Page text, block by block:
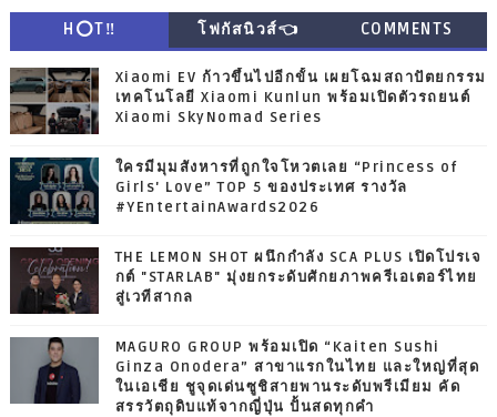
H⭕T‼ โฟกัสนิวส์👈 COMMENTS
Xiaomi EV ก้าวขึ้นไปอีกขั้น เผยโฉมสถาปัตยกรรม
เทคโนโลยี Xiaomi Kunlun พร้อมเปิดตัวรถยนต์
Xiaomi SkyNomad Series
ใครมีมุมสังหารที่ถูกใจโหวตเลย “Princess of
Girls' Love” TOP 5 ของประเทศ รางวัล
#YEntertainAwards2026
THE LEMON SHOT ผนึกกำลัง SCA PLUS เปิดโปรเจ
กต์ "STARLAB" มุ่งยกระดับศักยภาพครีเอเตอร์ไทย
สู่เวทีสากล
MAGURO GROUP พร้อมเปิด “Kaiten Sushi
Ginza Onodera” สาขาแรกในไทย และใหญ่ที่สุด
ในเอเชีย ชูจุดเด่นซูชิสายพานระดับพรีเมียม คัด
สรรวัตถุดิบแท้จากญี่ปุ่น ปั้นสดทุกคำ